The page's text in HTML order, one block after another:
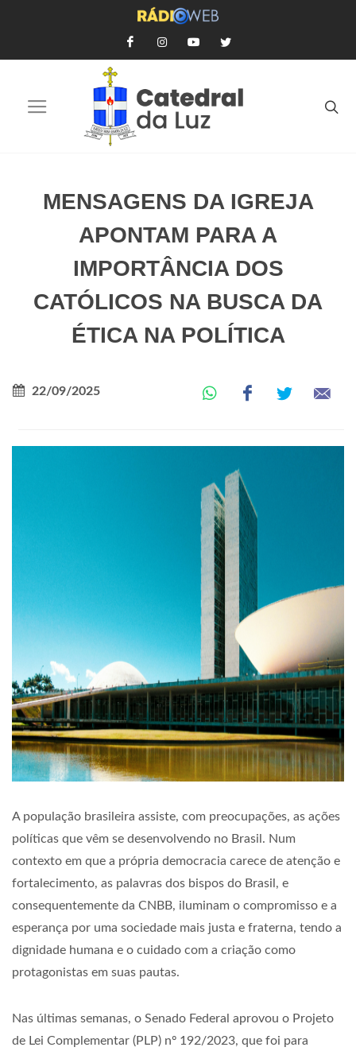
MENSAGENS DA IGREJA
APONTAM PARA A
IMPORTÂNCIA DOS
CATÓLICOS NA BUSCA DA
ÉTICA NA POLÍTICA
22/09/2025
A população brasileira assiste, com preocupações, as ações
políticas que vêm se desenvolvendo no Brasil. Num
contexto em que a própria democracia carece de atenção e
fortalecimento, as palavras dos bispos do Brasil, e
consequentemente da CNBB, iluminam o compromisso e a
esperança por uma sociedade mais justa e fraterna, tendo a
dignidade humana e o cuidado com a criação como
protagonistas em suas pautas.
Nas últimas semanas, o Senado Federal aprovou o Projeto
de Lei Complementar (PLP) nº 192/2023, que foi para